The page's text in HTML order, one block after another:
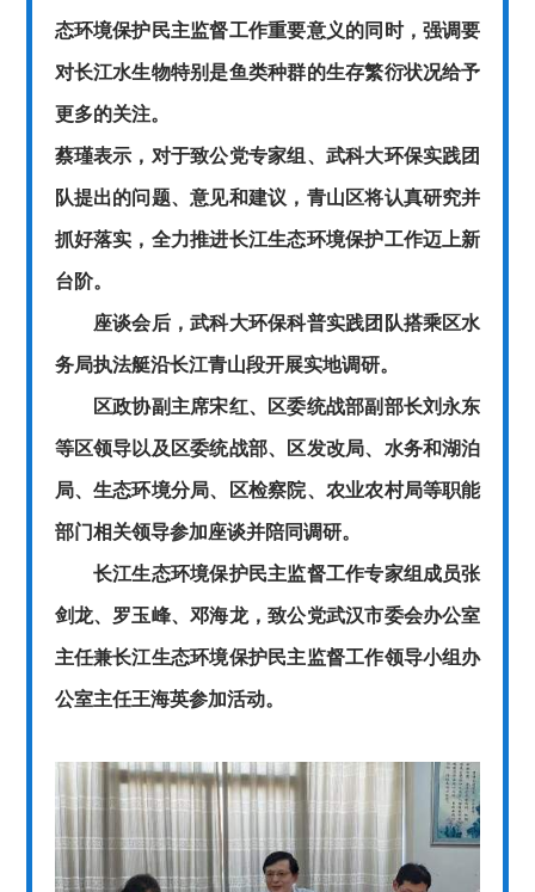
态环境保护民主监督工作重要意义的同时，强调要
对长江水生物特别是鱼类种群的生存繁衍状况给予
更多的关注。
蔡瑾表示，对于致公党专家组、武科大环保实践团
队提出的问题、意见和建议，青山区将认真研究并
抓好落实，全力推进长江生态环境保护工作迈上新
台阶。
座谈会后，武科大环保科普实践团队搭乘区水
务局执法艇沿长江青山段开展实地调研。
区政协副主席宋红、区委统战部副部长刘永东
等区领导以及区委统战部、区发改局、水务和湖泊
局、生态环境分局、区检察院、农业农村局等职能
部门相关领导参加座谈并陪同调研。
长江生态环境保护民主监督工作专家组成员张
剑龙、罗玉峰、邓海龙，致公党武汉市委会办公室
主任兼长江生态环境保护民主监督工作领导小组办
公室主任王海英参加活动。